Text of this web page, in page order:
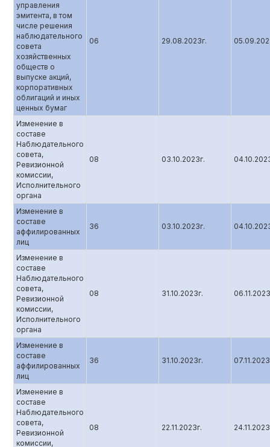
управления
эмитента, в том
числе решения
наблюдательного
совета
хозяйственных
обществ о
выпуске акций,
корпоративных
облигаций и иных
ценных бумаг
06 29.08.2023г.
Изменение в
составе
Наблюдательного
совета,
Ревизионной
комиссии,
Исполнительного
органа
08 03.10.2023г.
Изменение в
составе
аффилированных
лиц
36 03.10.2023г.
Изменение в
составе
Наблюдательного
совета,
Ревизионной
комиссии,
Исполнительного
органа
08 31.10.2023г. 06.11.2023
Изменение в
составе
аффилированных
лиц
36 31.10.2023г. 07.11.2023
Изменение в
составе
Наблюдательного
совета,
Ревизионной
комиссии,
08 22.11.2023г. 24.11.2023